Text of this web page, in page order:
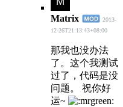
Matrix
2013-
12-26T21:13:43+08:00
那我也没办法
了。这个我测试
过了，代码是没
问题。 祝你好
运~